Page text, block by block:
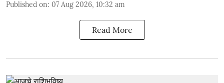
Published on: 07 Aug 2026, 10:32 am
Read More